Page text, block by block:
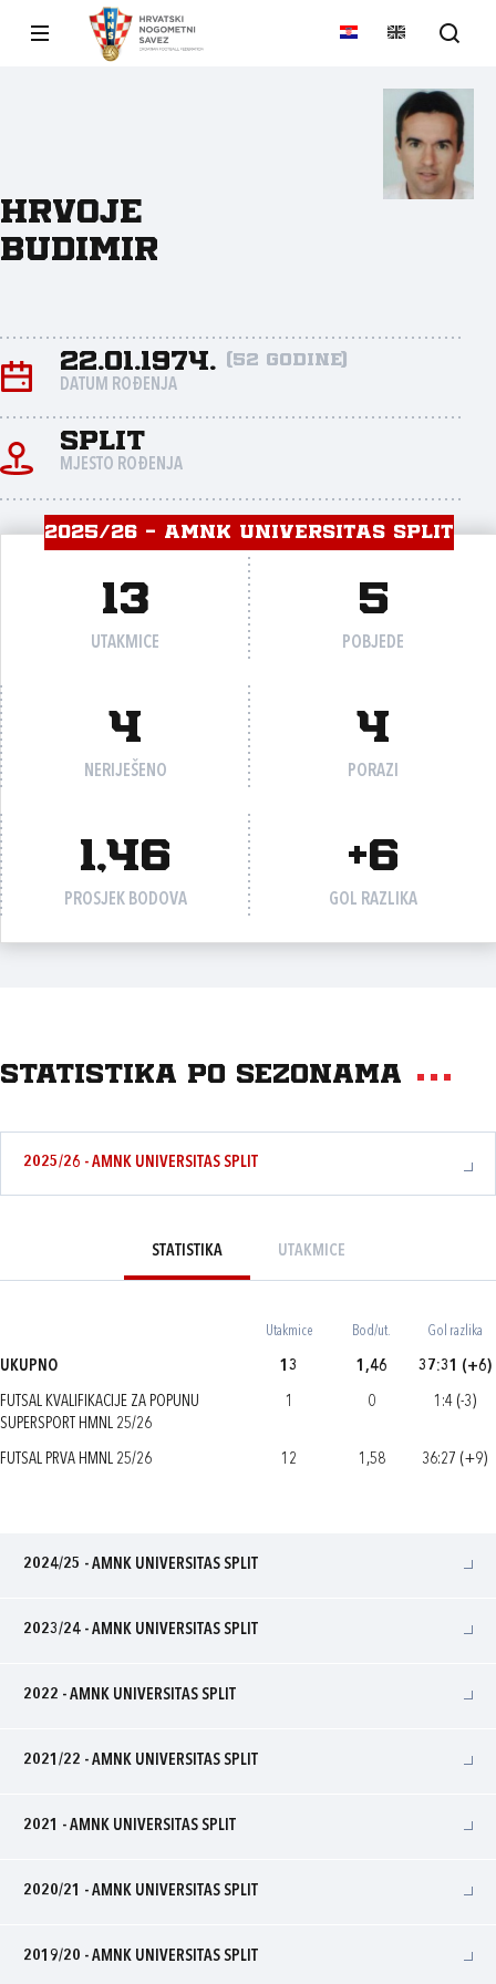
Hrvoje
Budimir
22.01.1974. (52 godine)
DATUM ROĐENJA
Split
MJESTO ROĐENJA
2025/26 - AMNK UNIVERSITAS SPLIT
13
UTAKMICE
5
POBJEDE
4
NERIJEŠENO
4
PORAZI
1,46
PROSJEK BODOVA
+6
GOL RAZLIKA
Statistika po sezonama
2025/26 - AMNK UNIVERSITAS SPLIT
STATISTIKA UTAKMICE
Utakmice Bod/ut. Gol razlika
UKUPNO 13 1,46 37:31 (+6)
FUTSAL KVALIFIKACIJE ZA POPUNU
SUPERSPORT HMNL 25/26
1 0 1:4 (-3)
FUTSAL PRVA HMNL 25/26 12 1,58 36:27 (+9)
2024/25 - AMNK UNIVERSITAS SPLIT
2023/24 - AMNK UNIVERSITAS SPLIT
2022 - AMNK UNIVERSITAS SPLIT
2021/22 - AMNK UNIVERSITAS SPLIT
2021 - AMNK UNIVERSITAS SPLIT
2020/21 - AMNK UNIVERSITAS SPLIT
2019/20 - AMNK UNIVERSITAS SPLIT